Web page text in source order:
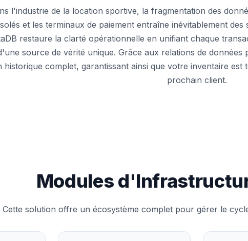
l'industrie de la location sportive, la fragmentation des
et les terminaux de paiement entraîne inévitablement
restaure la clarté opérationnelle en unifiant chaque
source de vérité unique. Grâce aux relations de
historique complet, garantissant ainsi que votre inventaire
prochain client.
Modules
Cette solution offre un écosystème complet pour gérer le